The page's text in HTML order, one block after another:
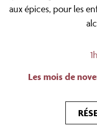
aux épices, pour les
Les mois de